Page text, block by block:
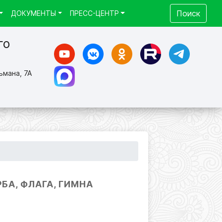
7А
ДОКУМЕНТЫ ПРЕСС-ЦЕНТР Поиск
ФЛАГА, ГИМНА